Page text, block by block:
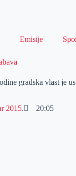
Emisije
gradska vlast je
2015. 20:05